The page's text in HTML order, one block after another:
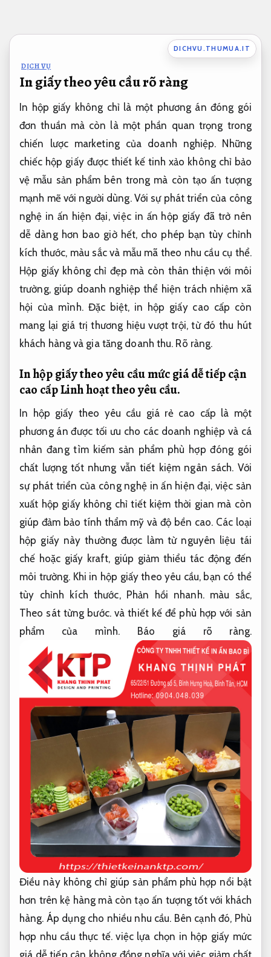
nội
dung
DICHVU.THUMUA.IT
DỊCH VỤ
In giấy theo yêu cầu rõ ràng
In hộp giấy không chỉ là một phương án đóng gói
đơn thuần mà còn là một phần quan trọng trong
chiến lược marketing của doanh nghiệp. Những
chiếc hộp giấy được thiết kế tinh xảo không chỉ bảo
vệ mẫu sản phẩm bên trong mà còn tạo ấn tượng
mạnh mẽ với người dùng. Với sự phát triển của công
nghệ in ấn hiện đại, việc in ấn hộp giấy đã trở nên
dễ dàng hơn bao giờ hết, cho phép bạn tùy chỉnh
kích thước, màu sắc và mẫu mã theo nhu cầu cụ thể.
Hộp giấy không chỉ đẹp mà còn thân thiện với môi
trường, giúp doanh nghiệp thể hiện trách nhiệm xã
hội của mình. Đặc biệt, in hộp giấy cao cấp còn
mang lại giá trị thương hiệu vượt trội, từ đó thu hút
khách hàng và gia tăng doanh thu. Rõ ràng.
In hộp giấy theo yêu cầu mức giá dễ tiếp cận
cao cấpLinh hoạt theo yêu cầu.
In hộp giấy theo yêu cầu giá rẻ cao cấp là một
phương án được tối ưu cho các doanh nghiệp và cá
nhân đang tìm kiếm sản phẩm phù hợp đóng gói
chất lượng tốt nhưng vẫn tiết kiệm ngân sách. Với
sự phát triển của công nghệ in ấn hiện đại, việc sản
xuất hộp giấy không chỉ tiết kiệm thời gian mà còn
giúp đảm bảo tính thẩm mỹ và độ bền cao. Các loại
hộp giấy này thường được làm từ nguyên liệu tái
chế hoặc giấy kraft, giúp giảm thiểu tác động đến
môi trường. Khi in hộp giấy theo yêu cầu, bạn có thể
tùy chỉnh kích thước, Phản hồi nhanh.màu sắc,
Theo sát từng bước.và thiết kế để phù hợp với sản
phẩm của mình. Báo giá rõ ràng.
Điều này không chỉ giúp sản phẩm phù hợp nổi bật
hơn trên kệ hàng mà còn tạo ấn tượng tốt với khách
hàng. Áp dụng cho nhiều nhu cầu. Bên cạnh đó, Phù
hợp nhu cầu thực tế. việc lựa chọn in hộp giấy mức
giá dễ tiếp cận không đồng nghĩa với việc giảm chất